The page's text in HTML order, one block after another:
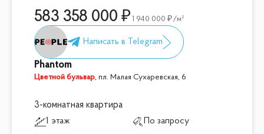
583 358 000 1 940 000 /м²
Phantom
Цветной бульвар, пл. Малая Сухаревская, 6
3-комнатная квартира
1 этаж
По запросу